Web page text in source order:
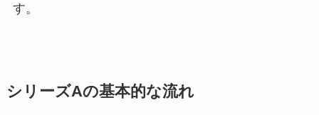
す。
シリーズAの基本的な流れ